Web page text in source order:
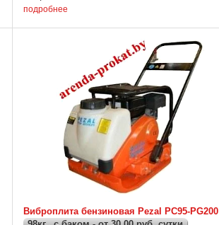
автомобиль и снимет проблемы с
подробнее
Виброплита бензиновая Pezal РС95-PG200